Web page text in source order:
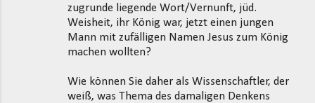
zugrunde liegende Wort/Vernunft, jüd.
Weisheit, ihr König war, jetzt einen jungen
Mann mit zufälligen Namen Jesus zum König
machen wollten?
Wie können Sie daher als Wissenschaftler, der
weiß, was Thema des damaligen Denkens